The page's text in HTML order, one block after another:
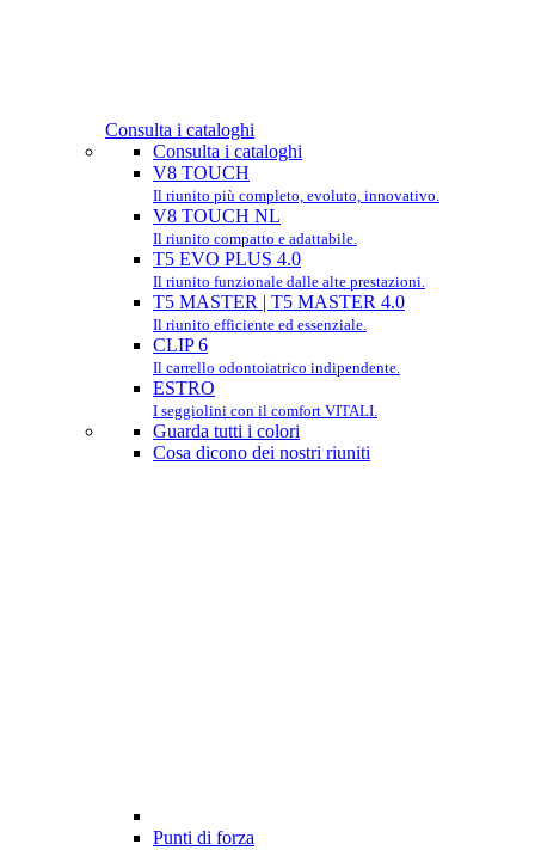
Consulta i cataloghi
Consulta i cataloghi
V8 TOUCH
Il riunito più completo, evoluto, innovativo.
V8 TOUCH NL
Il riunito compatto e adattabile.
T5 EVO PLUS 4.0
Il riunito funzionale dalle alte prestazioni.
T5 MASTER | T5 MASTER 4.0
Il riunito efficiente ed essenziale.
CLIP 6
Il carrello odontoiatrico indipendente.
ESTRO
I seggiolini con il comfort VITALI.
Guarda tutti i colori
Cosa dicono dei nostri riuniti
Punti di forza